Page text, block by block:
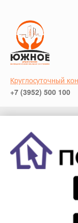
Круглосуточный
+7 (3952) 500 100